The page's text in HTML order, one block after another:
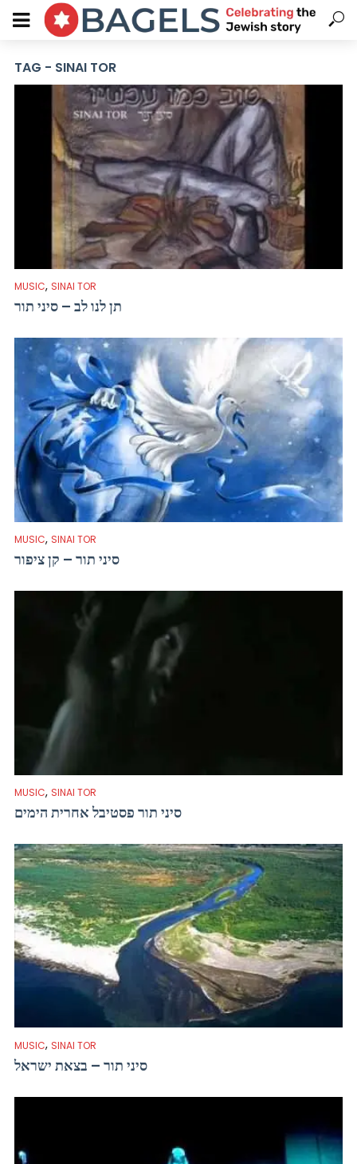
TAG - SINAI TOR
MUSIC, SINAI TOR
תן לנו לב – סיני תור
MUSIC, SINAI TOR
סיני תור – קן ציפור
MUSIC, SINAI TOR
סיני תור פסטיבל אחרית הימים
MUSIC, SINAI TOR
סיני תור – בצאת ישראל